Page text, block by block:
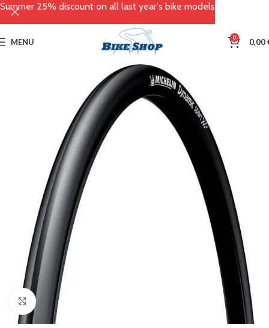
MENU 0 0,00
Click to enlarge
Summer 25% discount on all last year's bike models